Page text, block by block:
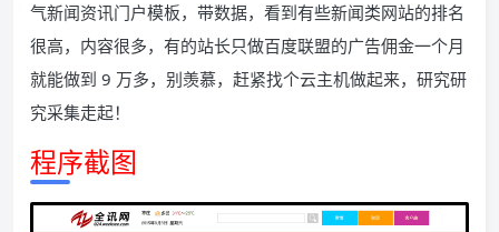
气新闻资讯门户模板，带数据，看到有些新闻类网站的排名
很高，内容很多，有的站长只做百度联盟的广告佣金一个月
就能做到 9 万多，别羡慕，赶紧找个云主机做起来，研究研
究采集走起！
程序截图